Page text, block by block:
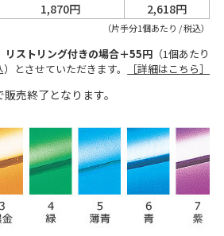
（片手分1個あたり / 税込）
1,870円 2,618円
リストリング付きの場合＋55円 （1個あたり
とさせていただきます。
［詳細はこちら］
売終了となります。